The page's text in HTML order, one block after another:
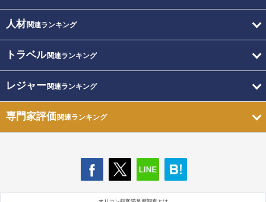
人材関連ランキング
トラベル関連ランキング
レジャー関連ランキング
専門家評価関連ランキング